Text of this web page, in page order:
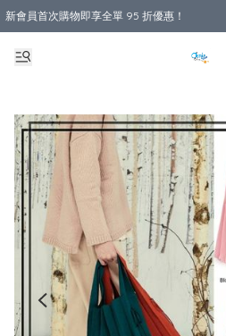
新會員首次購物即享全單 95 折優惠！
購物滿 HKD 800.00即享免運費優惠！（適用